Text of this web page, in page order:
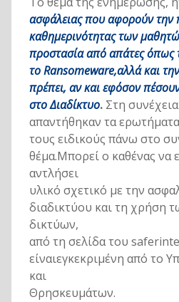
ασφάλειας που αφορούν την
καθημερινότητας των
προστασία από απάτες όπως
το Ransomeware,αλλά και
πρέπει, αν και εφόσον
στο Διαδίκτυο.Στη
απαντήθηκαν τα
τους ειδικούς πάνω στο
θέμα.Μπορεί ο καθένας να
αντλήσει
υλικό σχετικό με την
διαδικτύου και τη χρήση
δικτύων,
από τη σελίδα του
είναιεγκεκριμένη από το
και
Θρησκευμάτων.